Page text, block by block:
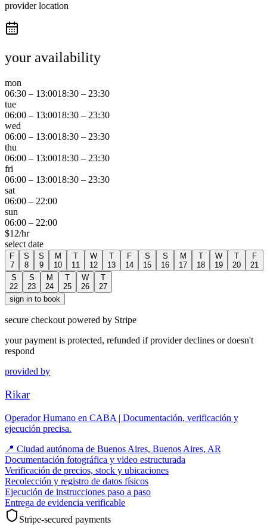
provider location
your availability
mon
06:30 – 13:0018:30 – 23:30
tue
06:00 – 13:0018:30 – 23:30
wed
06:00 – 13:0018:30 – 23:30
thu
06:00 – 13:0018:30 – 23:30
fri
06:00 – 13:0018:30 – 23:30
sat
06:00 – 22:00
sun
06:00 – 22:00
$12/hr
select date
F
7
S
8
S
9
M
10
T
11
W
12
T
13
F
14
S
15
S
16
M
17
T
18
W
19
T
20
F
21
S
22
S
23
M
24
T
25
W
26
T
27
sign in to book
secure checkout powered by Stripe
your payment is protected, refunded if provider declines or doesn't
respond
provided by
Rikar
Operador Humano en CABA | Documentación, verificación y
ejecución precisa.
📍 Ciudad autónoma de Buenos Aires, Buenos Aires, AR
Documentación fotográfica y video estructurada
Verificación de precios, stock y ubicaciones
Recolección y registro de datos físicos
Ejecución de instrucciones paso a paso
Entrega de evidencia verificable
Stripe-secured payments